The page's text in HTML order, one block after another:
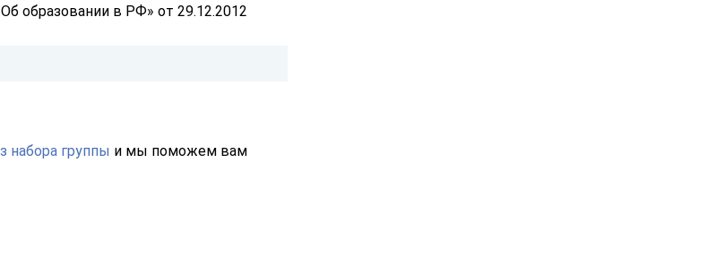
образовании в РФ» от 29.12.2012
набора группы и мы поможем вам